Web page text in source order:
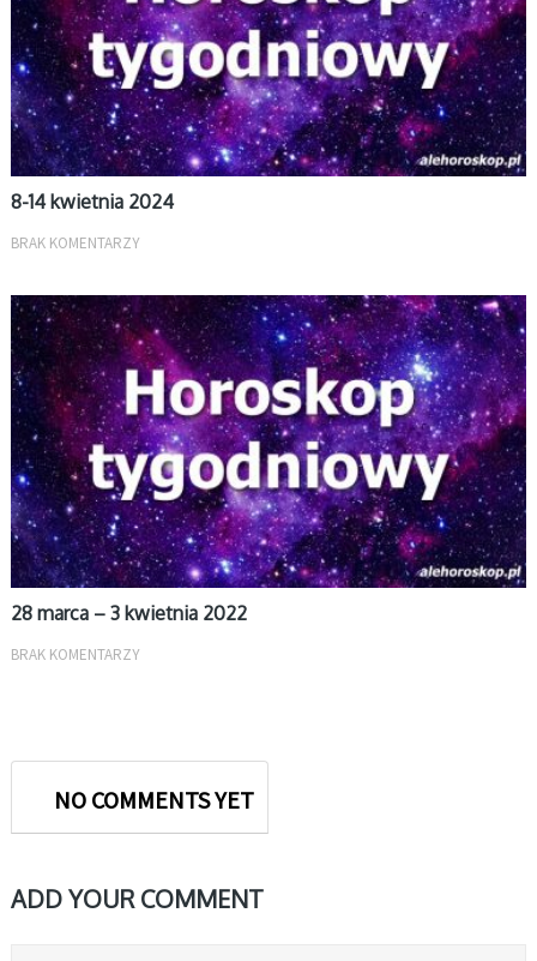
8-14 kwietnia 2024
BRAK KOMENTARZY
TYGODNIOWY
28 marca – 3 kwietnia 2022
BRAK KOMENTARZY
NO COMMENTS YET
ADD YOUR COMMENT